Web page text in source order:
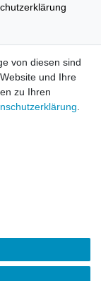
Produktbilder
der Shop 0,00
LEGENDS OF
MIXELS sind
LEGO Gruppe.
von diesen sind
und Ihre
zu Ihren